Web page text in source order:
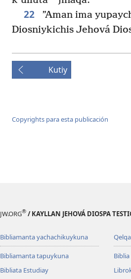
22 ”Aman ima
Diosniykichis Jehová
Kutiy
Copyrights para esta publicación
JW.ORG® / KAYLLAN JEHOVÁ DIOSPA
Bibliamanta yachachikuykuna
Bibliamanta tapuykuna
Bibliata Estudiay
Biblia